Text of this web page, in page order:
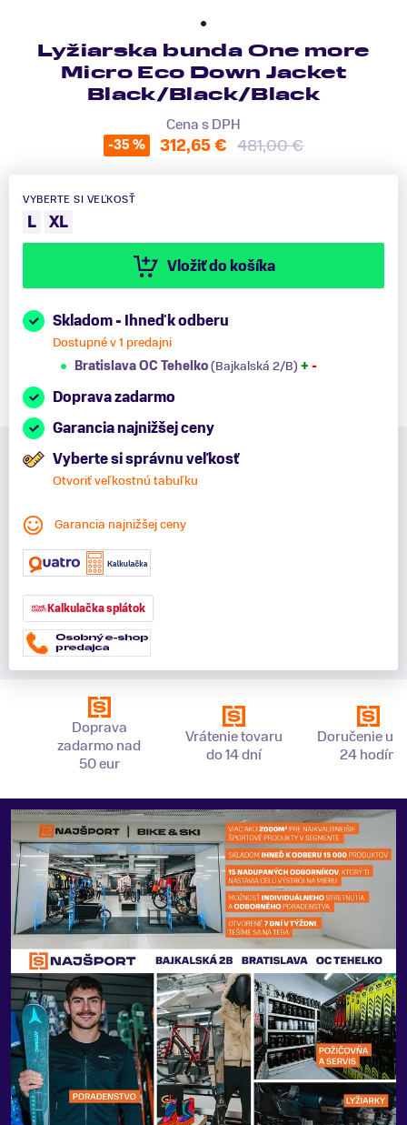
Lyžiarska bunda One more
Micro Eco Down Jacket
Black/Black/Black
Cena s DPH
-35 % 312,65 € 481,00 €
VYBERTE SI VEĽKOSŤ
L XL
Vložiť do košíka
Skladom - Ihneď k odberu
Dostupné v 1 predajni
Bratislava OC Tehelko(Bajkalská 2/B) + -
Doprava zadarmo
Garancia najnižšej ceny
Vyberte si správnu veľkosť
Otvoriť veľkostnú tabuľku
Garancia najnižšej ceny
Kalkulačka splátok
Doprava
zadarmo nad
50 eur
Vrátenie tovaru
do 14 dní
Doručenie už
24 hodín